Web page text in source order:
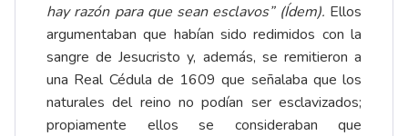
hay razón para que sean esclavos”(Ídem). Ellos
argumentaban que habían sido redimidos con la
sangre de Jesucristo y, además, se remitieron a
una Real Cédula de 1609 que señalaba que los
naturales del reino no podían ser esclavizados;
propiamente ellos se consideraban que